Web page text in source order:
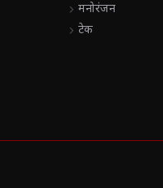
chevron_right मनोरंजन
chevron_right टेक